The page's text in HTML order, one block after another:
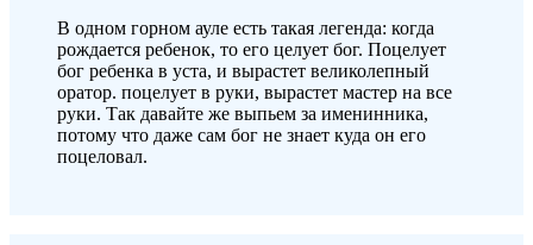
B одном горном ауле есть такая легенда: когда
рождается ребенок, то его целует бог. Поцелует
бог ребенка в уста, и вырастет великолепный
оратор. поцелует в руки, вырастет мастер на все
руки. Так давайте же выпьем за именинника,
потому что даже сам бог не знает куда он его
поцеловал.